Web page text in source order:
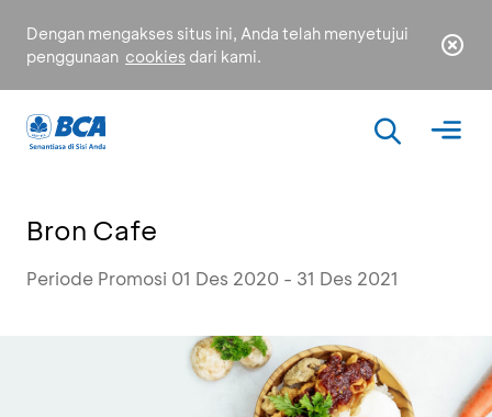
Dengan mengakses situs ini, Anda telah menyetujui
penggunaan cookies dari kami.
Bron Cafe
Periode Promosi 01 Des 2020 - 31 Des 2021